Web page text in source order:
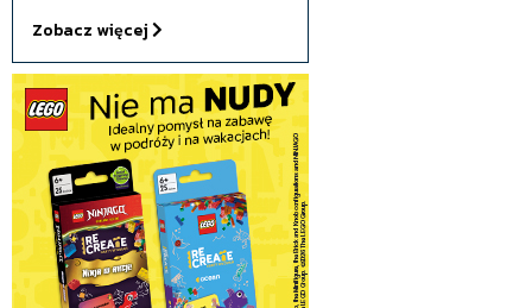
Zobacz więcej